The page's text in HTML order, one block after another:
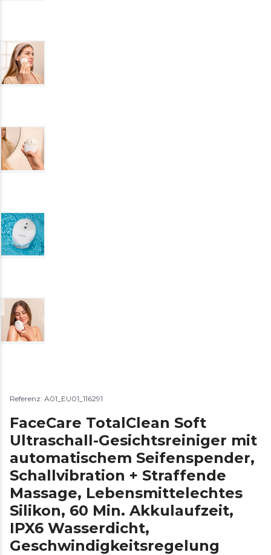
Referenz: A01_EU01_116291
FaceCare TotalClean Soft
Ultraschall-Gesichtsreiniger mit
automatischem Seifenspender,
Schallvibration + Straffende
Massage, Lebensmittelechtes
Silikon, 60 Min. Akkulaufzeit,
IPX6 Wasserdicht,
Geschwindigkeitsregelung